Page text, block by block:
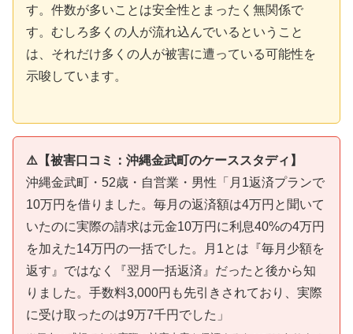
す。件数が多いことは安全性とまったく無関係で
す。むしろ多くの人が流れ込んでいるということ
は、それだけ多くの人が被害に遭っている可能性を
示唆しています。
⚠️【被害口コミ：沖縄金武町のケーススタディ】
沖縄金武町・52歳・自営業・男性「月1返済プランで
10万円を借りました。毎月の返済額は4万円と聞いて
いたのに実際の請求は元金10万円に利息40%の4万円
を加えた14万円の一括でした。月1とは『毎月少額を
返す』ではなく『翌月一括返済』だったと後から知
りました。手数料3,000円も先引きされており、実際
に受け取ったのは9万7千円でした」